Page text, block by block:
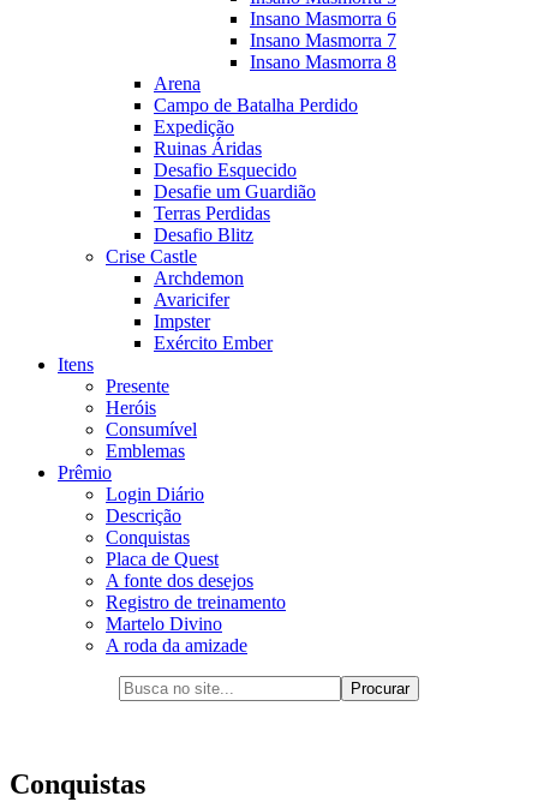
Insano Masmorra 6
Insano Masmorra 7
Insano Masmorra 8
Arena
Campo de Batalha Perdido
Expedição
Ruinas Áridas
Desafio Esquecido
Desafie um Guardião
Terras Perdidas
Desafio Blitz
Crise Castle
Archdemon
Avaricifer
Impster
Exército Ember
Itens
Presente
Heróis
Consumível
Emblemas
Prêmio
Login Diário
Descrição
Conquistas
Placa de Quest
A fonte dos desejos
Registro de treinamento
Martelo Divino
A roda da amizade
Conquistas